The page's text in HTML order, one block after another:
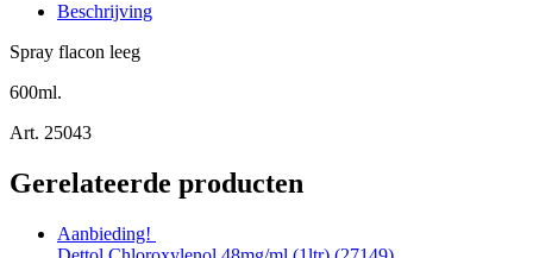
Beschrijving
Spray flacon leeg
600ml.
Art. 25043
Gerelateerde producten
Aanbieding!